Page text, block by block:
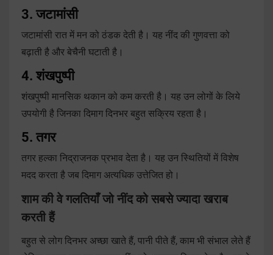
3. जटामांसी
जटामांसी रात में मन को ठंडक देती है। यह नींद की गुणवत्ता को
बढ़ाती है और बेचैनी घटाती है।
4. शंखपुष्पी
शंखपुष्पी मानसिक थकान को कम करती है। यह उन लोगों के लिये
उपयोगी है जिनका दिमाग दिनभर बहुत सक्रिय रहता है।
5. तगर
तगर हल्का निद्राजनक प्रभाव देता है। यह उन स्थितियों में विशेष
मदद करता है जब दिमाग अत्यधिक उत्तेजित हो।
शाम की वे गलतियाँ जो नींद को सबसे ज्यादा खराब
करती हैं
बहुत से लोग दिनभर अच्छा खाते हैं, पानी पीते हैं, काम भी संभाल लेते हैं